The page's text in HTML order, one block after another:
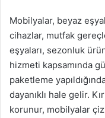
Mobilyalar, beyaz
cihazlar, mutfak
eşyaları, sezonluk
hizmeti kapsamında
paketleme
dayanıklı hale gelir.
korunur, mobilyalar